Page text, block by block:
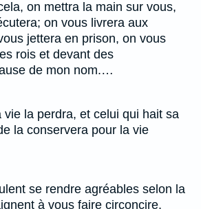
on mettra la main sur vous,
on vous livrera aux
jettera en prison, on vous
rois et devant des
de mon nom.…
vie la perdra, et celui qui hait sa
la conservera pour la vie
se rendre agréables selon la
à vous faire circoncire,